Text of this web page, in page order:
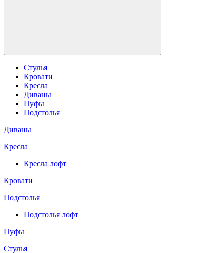
Стулья
Кровати
Кресла
Диваны
Пуфы
Подстолья
Диваны
Кресла
Кресла лофт
Кровати
Подстолья
Подстолья лофт
Пуфы
Стулья